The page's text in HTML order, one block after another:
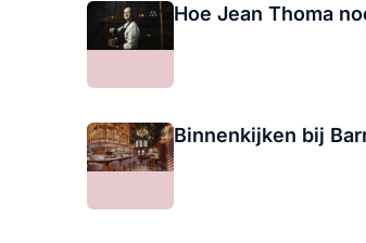
Hoe Jean Thoma
Binnenkijken bij